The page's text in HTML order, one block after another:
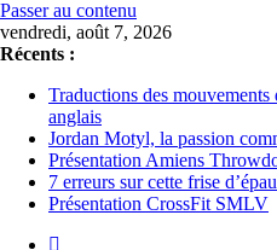
Passer au contenu
vendredi, août 7, 2026
Récents :
Traductions des
anglais
Jordan Motyl, la passion
Présentation Amiens
7 erreurs sur cette frise
Présentation CrossFit SMLV